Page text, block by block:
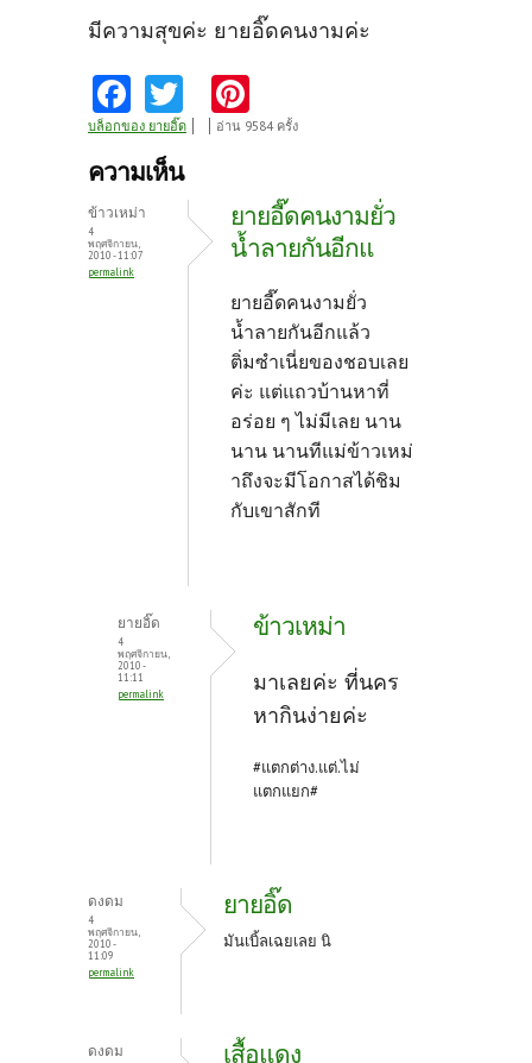
มีความสุขค่ะ ยายอิ๊ดคนงามค่ะ
Fa
ce
b
o
o
k
w
itt
er
nt
es
t
บล็อกของ ยายอิ๊ด อ่าน 9584 ครั้ง
ความเห็น
ข้าวเหม่า
4
พฤศจิกายน,
2010 - 11:07
permalink
ยายอี๊ดคนงามยั่ว
น้ำลายกันอีกแ
ยายอี๊ดคนงามยั่ว
น้ำลายกันอีกแล้ว
ติ่มซำเนี่ยของชอบเลย
ค่ะ แต่แถวบ้านหาที่
อร่อย ๆ ไม่มีเลย นาน
นาน นานทีแม่ข้าวเหม่
าถึงจะมีโอกาสได้ชิม
กับเขาสักที
ยายอิ๊ด
4
พฤศจิกายน,
2010 -
11:11
permalink
ข้าวเหม่า
มาเลยค่ะ ที่นคร
หากินง่ายค่ะ
#แตกต่าง.แต่.ไม่
แตกแยก#
ดงดม
4
พฤศจิกายน,
2010 -
11:09
permalink
ยายอิ๊ด
มันเบิ้ลเฉยเลย นิ
ดงดม เสื้อแดง